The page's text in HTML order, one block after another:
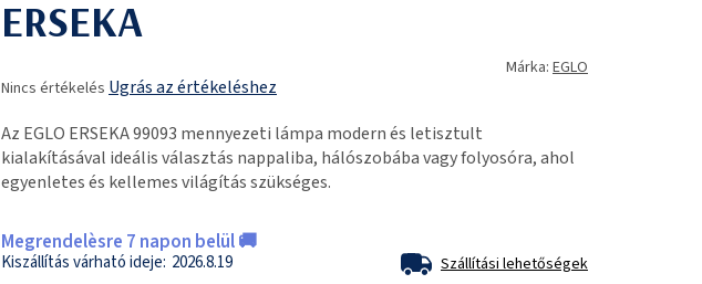
ERSEKA
termék
értékelése
5-
ből
csillag.
Nincs értékelés Ugrás az értékeléshez
Márka: EGLO
Az EGLO ERSEKA 99093 mennyezeti lámpa modern és letisztult
kialakításával ideális választás nappaliba, hálószobába vagy folyosóra, ahol
egyenletes és kellemes világítás szükséges.
Megrendelèsre 7 napon belül 🚚
2026.8.19 Szállítási lehetőségek